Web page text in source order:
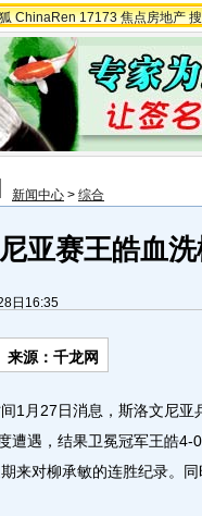
ChinaRen 17173 焦点房地产
新闻中心 > 综合
亚赛王皓血
日16:35
来源：千龙网
月27日消息，斯洛文尼亚
遭遇，结果卫冕冠军王皓
来对柳承敏的连胜纪录。